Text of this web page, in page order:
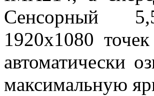
Сенсорный
1920х1080
автоматически
максимальную